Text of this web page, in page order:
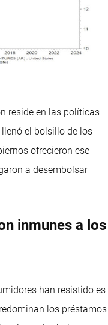
reside en las políticas
el bolsillo de los
ofrecieron ese
a desembolsar
inmunes a los
han resistido es
los préstamos